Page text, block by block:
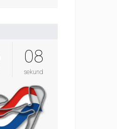
07
sekund